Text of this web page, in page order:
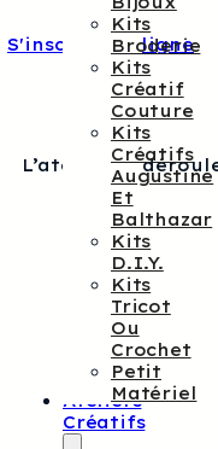
Kits
Broderie
Kits
Créatif
Couture
Kits
Créatifs
Augustine
Et
Balthazar
Kits
D.I.Y.
Kits
Tricot
Ou
Crochet
Petit
Matériel
Ateliers
Créatifs
S'inscrire en ligne
L’atelier se